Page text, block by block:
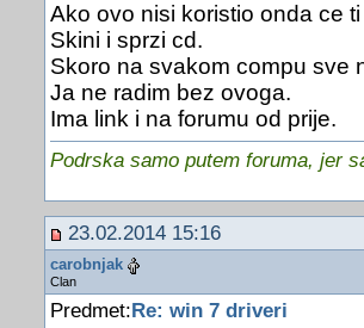
Ako ovo nisi koristio onda ce
Skini i sprzi cd.
Skoro na svakom compu sve
Ja ne radim bez ovoga.
Ima link i na forumu od prije.
Podrska samo putem foruma, jer
23.02.2014 15:16
carobnjak
Clan
Predmet:Re: win 7 driveri